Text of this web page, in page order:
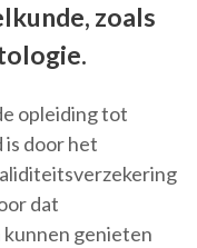
zoals
opleiding tot
is door het
dat
genieten